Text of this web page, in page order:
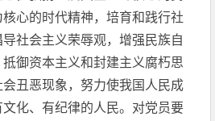
心的时代精神，培育和践行社
社会主义荣辱观，增强民族自
御资本主义和封建主义腐朽思
丑恶现象，努力使我国人民成
化、有纪律的人民。对党员要